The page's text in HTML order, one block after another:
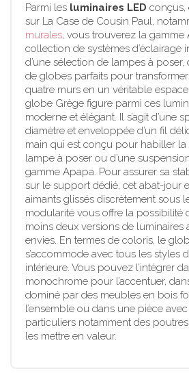
Parmi les luminaires LED conçus,
sur La Case de Cousin Paul,
murales, vous trouverez la gamme
collection de systèmes d’éclairage
d’une sélection de lampes à
de globes parfaits pour
quatre murs en un véritable
globe Grège figure parmi ces
moderne et élégant. Il s’agit d’une
diamètre et enveloppée d’un fil
main qui est conçu pour habiller la
lampe à poser ou d’une
gamme Apapa. Pour assurer sa
sur le support dédié, cet abat-jour
aimants glissés discrètement sous
modularité vous offre la possibilité
moins deux versions de luminaires
envies. En termes de coloris, le
s’accommode avec tous les styles
intérieure. Vous pouvez l’intégrer
monochrome pour l’accentuer,
dominé par des meubles en bois
l’ensemble ou dans une pièce
particuliers notamment des
les mettre en valeur.